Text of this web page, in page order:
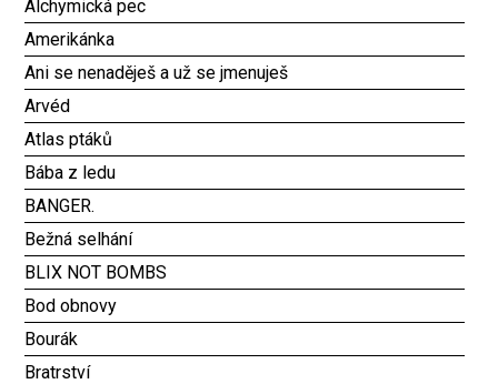
Alchymická pec
Amerikánka
Ani se nenaděješ a už se jmenuješ
Arvéd
Atlas ptáků
Bába z ledu
BANGER.
Bežná selhání
BLIX NOT BOMBS
Bod obnovy
Bourák
Bratrství